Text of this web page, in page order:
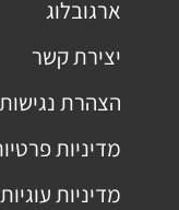
ארגובלוג
יצירת קשר
הצהרת נגישות
מדיניות
מדיניות עוגיות